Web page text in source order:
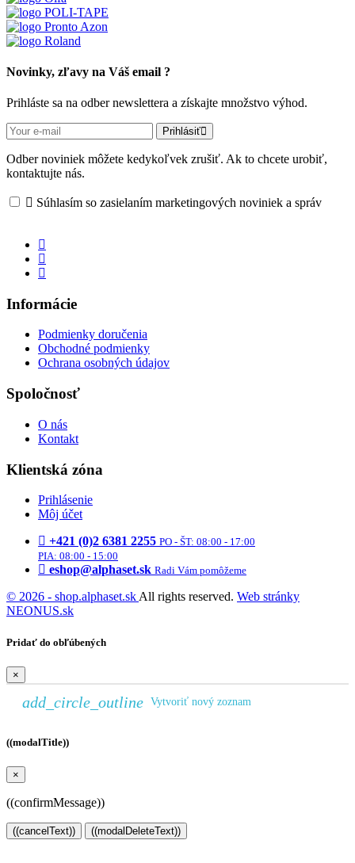
Novinky, zľavy na Váš email ?
Prihláste sa na odber newslettera a získajte množstvo výhod.
Prihlásiť
Odber noviniek môžete kedykoľvek zrušiť. Ak to chcete urobiť,
kontaktujte nás.
 Súhlasím so zasielaním marketingových noviniek a správ
Informácie
Podmienky doručenia
Obchodné podmienky
Ochrana osobných údajov
Spoločnosť
O nás
Kontakt
Klientská zóna
Prihlásenie
Môj účet
+421 (0)2 6381 2255 PO - ŠT: 08:00 - 17:00
PIA: 08:00 - 15:00
eshop@alphaset.sk Radi Vám pomôžeme
© 2026 - shop.alphaset.sk All rights reserved. Web stránky
NEONUS.sk
Pridať do obľúbených
×
add_circle_outline Vytvoriť nový zoznam
((modalTitle))
×
((confirmMessage))
((cancelText)) ((modalDeleteText))